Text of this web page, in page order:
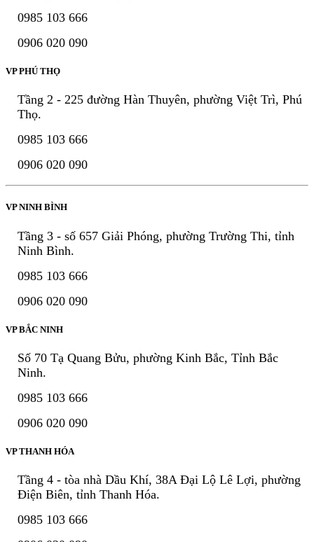
0985 103 666
0906 020 090
VP PHÚ THỌ
Tầng 2 - 225 đường Hàn Thuyên, phường Việt Trì, Phú
Thọ.
0985 103 666
0906 020 090
VP NINH BÌNH
Tầng 3 - số 657 Giải Phóng, phường Trường Thi, tỉnh
Ninh Bình.
0985 103 666
0906 020 090
VP BẮC NINH
Số 70 Tạ Quang Bửu, phường Kinh Bắc, Tỉnh Bắc
Ninh.
0985 103 666
0906 020 090
VP THANH HÓA
Tầng 4 - tòa nhà Dầu Khí, 38A Đại Lộ Lê Lợi, phường
Điện Biên, tỉnh Thanh Hóa.
0985 103 666